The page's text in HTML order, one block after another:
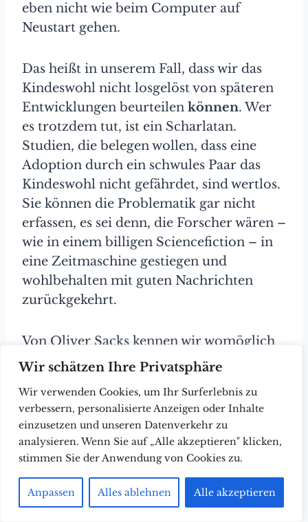
Wir schätzen Ihre Privatsphäre
Wir verwenden Cookies, um Ihr Surferlebnis zu
verbessern, personalisierte Anzeigen oder Inhalte
einzusetzen und unseren Datenverkehr zu
analysieren. Wenn Sie auf „Alle akzeptieren" klicken,
stimmen Sie der Anwendung von Cookies zu.
Anpassen Alles ablehnen Alle akzeptieren
eben nicht wie beim Computer auf
Neustart gehen.
Das heißt in unserem Fall, dass wir das
Kindeswohl nicht losgelöst von späteren
Entwicklungen beurteilen können. Wer
es trotzdem tut, ist ein Scharlatan.
Studien, die belegen wollen, dass eine
Adoption durch ein schwules Paar das
Kindeswohl nicht gefährdet, sind wertlos.
Sie können die Problematik gar nicht
erfassen, es sei denn, die Forscher wären –
wie in einem billigen Sciencefiction – in
eine Zeitmaschine gestiegen und
wohlbehalten mit guten Nachrichten
zurückgekehrt.
Von Oliver Sacks kennen wir womöglich
das Buch ‚Der Mann, der seine Frau mit
dem Hut verwechselte‘, in dem er seltene
Krankheitsbilder beschreibt, die wie sich
herausstellten, gar nicht so selten sind. Er
kam als Jüngster von vier Kindern zur
Welt. Seine Mutter war das sechzehnte
von achtzehn Kindern. Mit all den
Onkeln, Tanten und Cousinen kamen sie